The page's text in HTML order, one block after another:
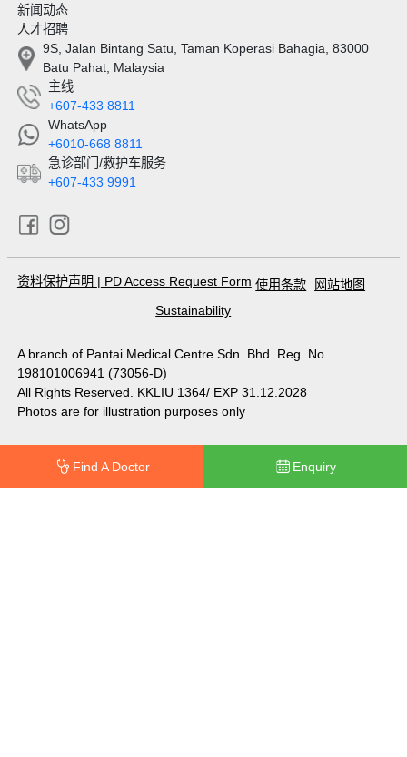
新闻动态
人才招聘
9S, Jalan Bintang Satu, Taman Koperasi Bahagia, 83000
Batu Pahat, Malaysia
主线
+607-433 8811
WhatsApp
+6010-668 8811
急诊部门/救护车服务
+607-433 9991
资料保护声明 | PD Access Request Form 使用条款
网站地图
Sustainability
A branch of Pantai Medical Centre Sdn. Bhd. Reg. No.
198101006941 (73056-D)
All Rights Reserved. KKLIU 1364/ EXP 31.12.2028
Photos are for illustration purposes only
Find A Doctor Enquiry